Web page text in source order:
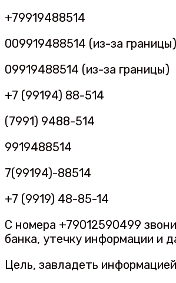
+79919488514
009919488514 (из-за границы)
09919488514 (из-за границы)
+7 (99194) 88-514
(7991) 9488-514
9919488514
7(99194)-88514
+7 (9919) 48-85-14
С номера +79012590499
банка, утечку информации и
Цель, завладеть